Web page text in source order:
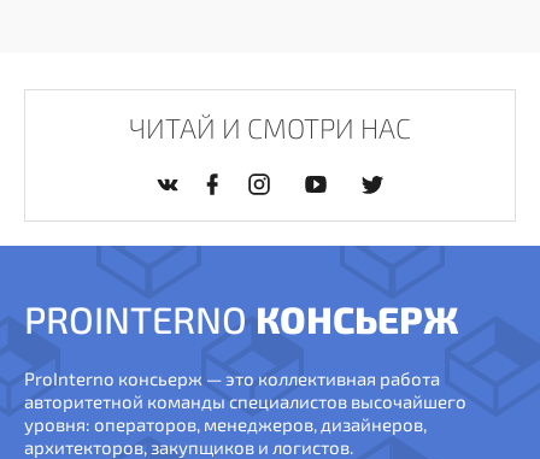
ЧИТАЙ И СМОТРИ НАС
PROINTERNO КОНСЬЕРЖ
ProInterno консьерж — это коллективная работа
авторитетной команды специалистов высочайшего
уровня: операторов, менеджеров, дизайнеров,
архитекторов, закупщиков и логистов.